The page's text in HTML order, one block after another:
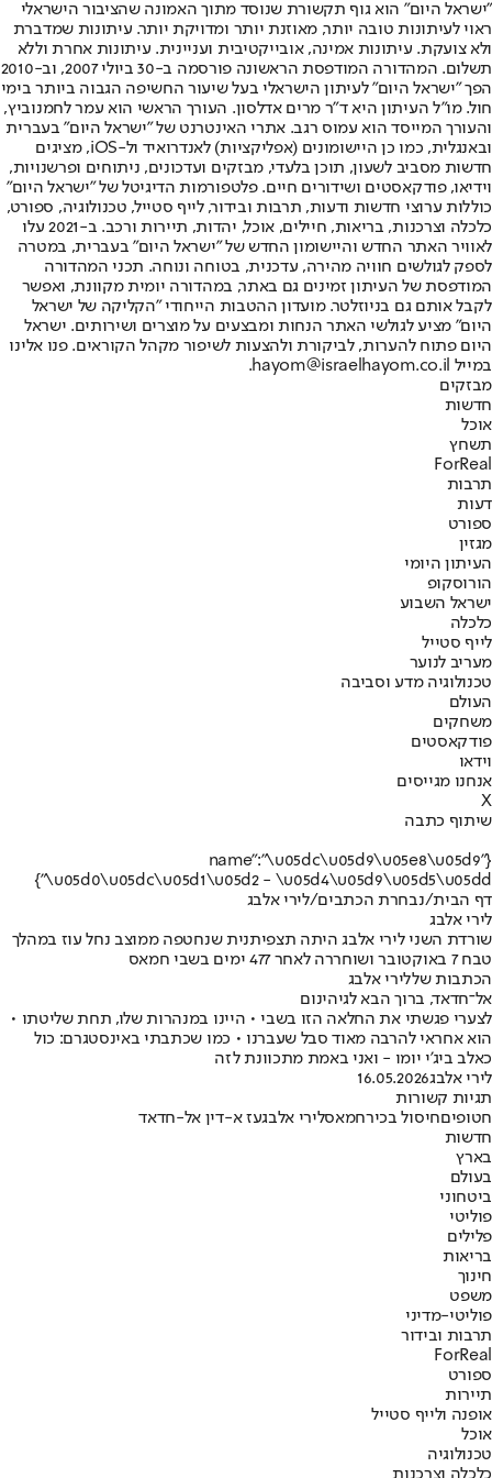
"ישראל היום" הוא גוף תקשורת שנוסד מתוך האמונה שהציבור הישראלי
ראוי לעיתונות טובה יותר, מאוזנת יותר ומדויקת יותר. עיתונות שמדברת
ולא צועקת. עיתונות אמינה, אובייקטיבית ועניינית. עיתונות אחרת וללא
תשלום. המהדורה המודפסת הראשונה פורסמה ב-30 ביולי 2007, וב-2010
הפך "ישראל היום" לעיתון הישראלי בעל שיעור החשיפה הגבוה ביותר בימי
חול. מו"ל העיתון היא ד"ר מרים אדלסון. העורך הראשי הוא עמר לחמנוביץ,
והעורך המייסד הוא עמוס רגב. אתרי האינטרנט של "ישראל היום" בעברית
ובאנגלית, כמו כן היישומונים (אפליקציות) לאנדרואיד ול-iOS, מציגים
חדשות מסביב לשעון, תוכן בלעדי, מבזקים ועדכונים, ניתוחים ופרשנויות,
וידיאו, פודקאסטים ושידורים חיים. פלטפורמות הדיגיטל של "ישראל היום"
כוללות ערוצי חדשות ודעות, תרבות ובידור, לייף סטייל, טכנולוגיה, ספורט,
כלכלה וצרכנות, בריאות, חיילים, אוכל, יהדות, תיירות ורכב. ב-2021 עלו
לאוויר האתר החדש והיישומון החדש של "ישראל היום" בעברית, במטרה
לספק לגולשים חוויה מהירה, עדכנית, בטוחה ונוחה. תכני המהדורה
המודפסת של העיתון זמינים גם באתר, במהדורה יומית מקוונת, ואפשר
לקבל אותם גם בניוזלטר. מועדון ההטבות הייחודי "הקליקה של ישראל
היום" מציע לגולשי האתר הנחות ומבצעים על מוצרים ושירותים. ישראל
היום פתוח להערות, לביקורת ולהצעות לשיפור מקהל הקוראים. פנו אלינו
במייל hayom@israelhayom.co.il.
מבזקים
חדשות
אוכל
תשחץ
ForReal
תרבות
דעות
ספורט
מגזין
העיתון היומי
הורוסקופ
ישראל השבוע
כלכלה
לייף סטייל
מעריב לנוער
טכנולוגיה מדע וסביבה
העולם
משחקים
פודקאסטים
וידאו
אנחנו מגייסים
X
שיתוף כתבה
{"name":"\u05dc\u05d9\u05e8\u05d9
\u05d0\u05dc\u05d1\u05d2 - \u05d4\u05d9\u05d5\u05dd"}
דף הבית/נבחרת הכתבים/לירי אלבג
לירי אלבג
שורדת השני לירי אלבג היתה תצפיתנית שנחטפה ממוצב נחל עוז במהלך
טבח 7 באוקטובר ושוחררה לאחר 477 ימים בשבי חמאס
הכתבות שללירי אלבג
אל־חדאד, ברוך הבא לגיהינום
לצערי פגשתי את החלאה הזו בשבי • היינו במנהרות שלו, תחת שליטתו •
הוא אחראי להרבה מאוד סבל שעברנו • כמו שכתבתי באינסטגרם: כול
כאלב ביג'י יומו - ואני באמת מתכוונת לזה
לירי אלבג16.05.2026
תגיות קשורות
חטופיםחיסול בכירחמאסלירי אלבגעז א-דין אל-חדאד
חדשות
בארץ
בעולם
ביטחוני
פוליטי
פלילים
בריאות
חינוך
משפט
פוליטי-מדיני
תרבות ובידור
ForReal
ספורט
תיירות
אופנה ולייף סטייל
אוכל
טכנולוגיה